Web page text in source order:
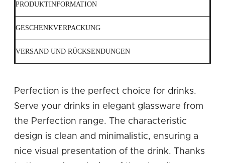
PRODUKTINFORMATION
GESCHENKVERPACKUNG
VERSAND UND RÜCKSENDUNGEN
Perfection is the perfect choice for drinks.
Serve your drinks in elegant glassware from
the Perfection range. The characteristic
design is clean and minimalistic, ensuring a
nice visual presentation of the drink. Thanks